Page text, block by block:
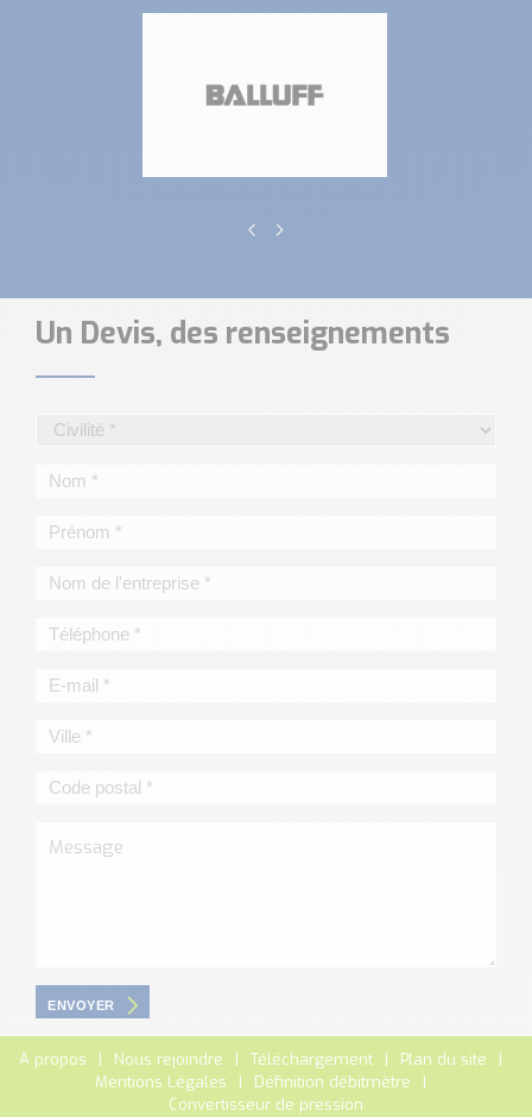
Un Devis, des renseignements
ENVOYER
A propos Nous rejoindre Téléchargement
Plan du site
Mentions Légales
Définition débitmètre
Convertisseur de pression